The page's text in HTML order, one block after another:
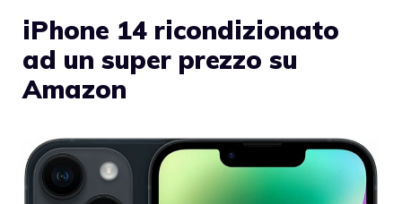
iPhone 14 ricondizionato
ad un super prezzo su
Amazon